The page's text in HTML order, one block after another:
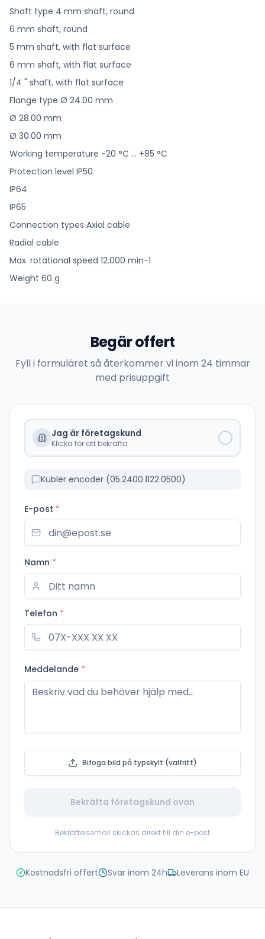
Shaft type 4 mm shaft, round
6 mm shaft, round
5 mm shaft, with flat surface
6 mm shaft, with flat surface
1/4 " shaft, with flat surface
Flange type Ø 24.00 mm
Ø 28.00 mm
Ø 30.00 mm
Working temperature -20 °C ... +85 °C
Protection level IP50
IP64
IP65
Connection types Axial cable
Radial cable
Max. rotational speed 12.000 min-1
Weight 60 g
Begär offert
Fyll i formuläret så återkommer vi inom 24 timmar
med prisuppgift
Jag är företagskund
Klicka för att bekräfta
Kübler encoder (05.2400.1122.0500)
E-post *
Namn *
Telefon *
Meddelande *
Bifoga bild på typskylt (valfritt)
Bekräfta företagskund ovan
Bekräftelsemail skickas direkt till din e-post
Kostnadsfri offert Svar inom 24h Leverans inom EU